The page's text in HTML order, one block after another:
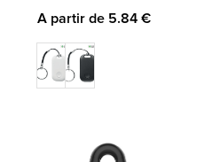
A partir de 5.84 €